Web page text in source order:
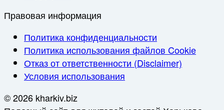
Правовая информация
Политика конфиденциальности
Политика использования файлов Cookie
Отказ от ответственности (Disclaimer)
Условия использования
© 2026 kharkiv.biz